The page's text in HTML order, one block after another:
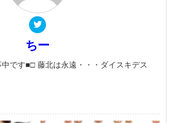
ちー
です■□ 藤北は永遠・・・ダイスキデス